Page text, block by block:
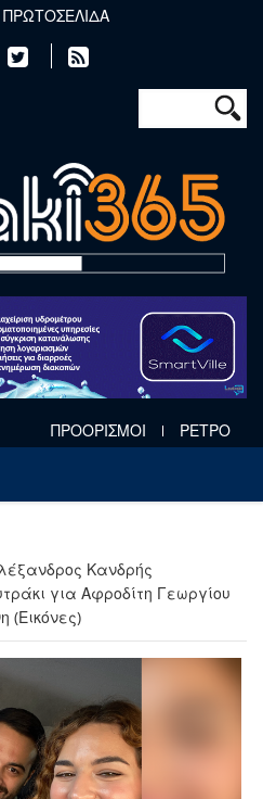
ΠΡΩΤΟΣΕΛΙΔΑ
Φόρμα
Αναζήτηση
ΠΡΟΟΡΙΣΜΟΙ ΡΕΤΡΟ
Κανδρής
για Αφροδίτη Γεωργίου
(Εικόνες)